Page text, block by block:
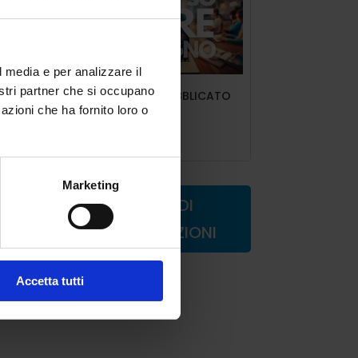
e per analizzare il
partner che si occupano
che ha fornito loro o
Marketing
Accetta tutti
ART.6 INDIRE PUBBLICATO
IL DECRETO
RICHIEDI
INFORMAZIONI